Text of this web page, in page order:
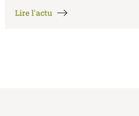
Lire l'actu